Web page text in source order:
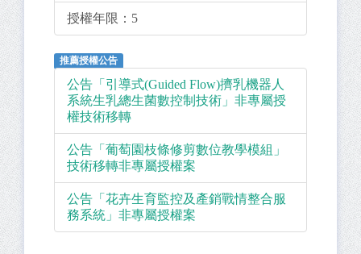
授權年限： 5
推薦授權公告
公告「引導式(Guided Flow)擠乳機器人
系統生乳總生菌數控制技術」非專屬授
權技術移轉
公告「葡萄園枝條修剪數位教學模組」
技術移轉非專屬授權案
公告「花卉生育監控及產銷戰情整合服
務系統」非專屬授權案